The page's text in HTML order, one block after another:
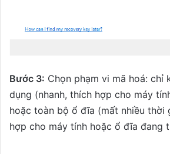
Bước 3: Chọn phạm vi mã hoá: chỉ
dụng (nhanh, thích hợp cho máy
hoặc toàn bộ ổ đĩa (mất nhiều thời
hợp cho máy tính hoặc ổ đĩa đang